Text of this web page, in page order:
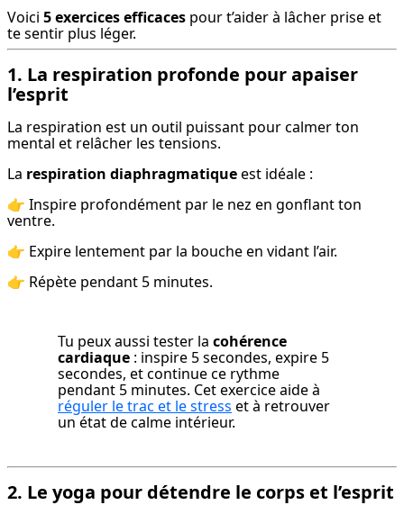
Voici 5 exercices efficaces pour t’aider à lâcher prise et
te sentir plus léger.
1. La respiration profonde pour apaiser
l’esprit
La respiration est un outil puissant pour calmer ton
mental et relâcher les tensions.
La respiration diaphragmatique est idéale :
👉 Inspire profondément par le nez en gonflant ton
ventre.
👉 Expire lentement par la bouche en vidant l’air.
👉 Répète pendant 5 minutes.
Tu peux aussi tester la cohérence
cardiaque : inspire 5 secondes, expire 5
secondes, et continue ce rythme
réguler le trac et le stress et à retrouver
un état de calme intérieur.
2. Le yoga pour détendre le corps et l’esprit